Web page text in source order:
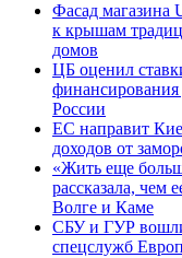
Фасад магазина
к крышам
домов
ЦБ оценил
финансирования
России
ЕС направит
доходов от
«Жить еще
рассказала, чем
Волге и Каме
СБУ и ГУР
спецслужб